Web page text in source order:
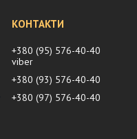
+380 (95) 576-40-40
viber
+380 (93) 576-40-40
+380 (97) 576-40-40